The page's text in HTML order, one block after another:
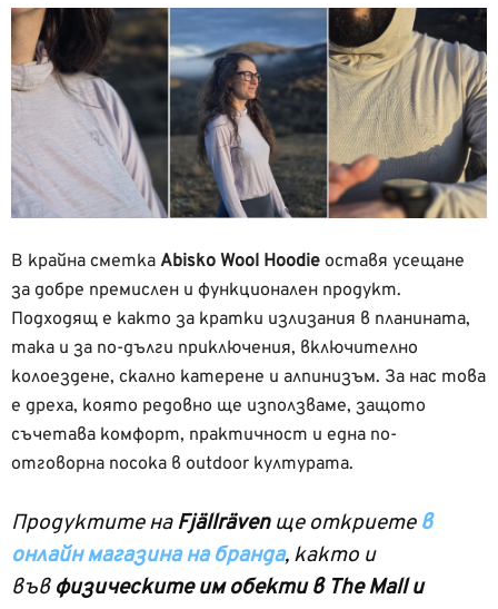
В крайна сметка Abisko Wool Hoodie оставя усещане
за добре премислен и функционален продукт.
Подходящ е както за кратки излизания в планината,
така и за по-дълги приключения, включително
колоездене, скално катерене и алпинизъм. За нас това
е дреха, която редовно ще използваме, защото
съчетава комфорт, практичност и една по-
отговорна посока в outdoor културата.
Продуктите наFjällräven ще откриете в
онлайн магазина на бранда, както и
във физическите им обекти в The Mall и